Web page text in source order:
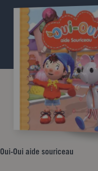
Oui-Oui aide souriceau